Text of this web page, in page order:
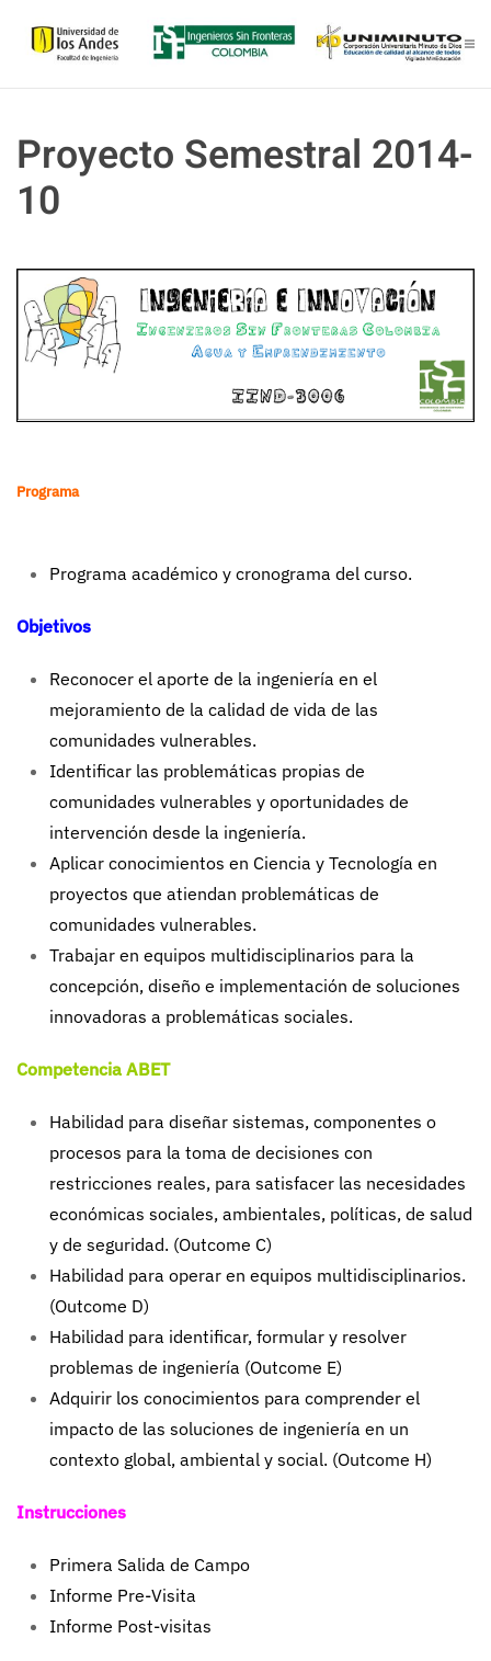
Skip to main content
Proyecto Semestral 2014-
10
Programa
Programa académico y cronograma del curso.
Objetivos
Reconocer el aporte de la ingeniería en el
mejoramiento de la calidad de vida de las
comunidades vulnerables.
Identificar las problemáticas propias de
comunidades vulnerables y oportunidades de
intervención desde la ingeniería.
Aplicar conocimientos en Ciencia y Tecnología en
proyectos que atiendan problemáticas de
comunidades vulnerables.
Trabajar en equipos multidisciplinarios para la
concepción, diseño e implementación de soluciones
innovadoras a problemáticas sociales.
Competencia ABET
Habilidad para diseñar sistemas, componentes o
procesos para la toma de decisiones con
restricciones reales, para satisfacer las necesidades
económicas sociales, ambientales, políticas, de salud
y de seguridad. (Outcome C)
Habilidad para operar en equipos multidisciplinarios.
(Outcome D)
Habilidad para identificar, formular y resolver
problemas de ingeniería (Outcome E)
Adquirir los conocimientos para comprender el
impacto de las soluciones de ingeniería en un
contexto global, ambiental y social. (Outcome H)
Instrucciones
Primera Salida de Campo
Informe Pre-Visita
Informe Post-visitas